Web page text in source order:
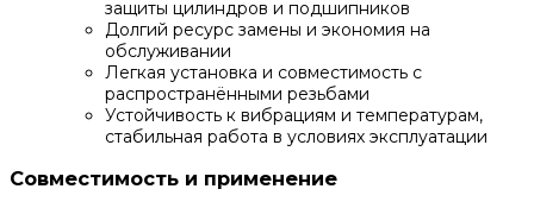
защиты цилиндров и подшипников
Долгий ресурс замены и экономия на
обслуживании
Легкая установка и совместимость с
распространёнными резьбами
Устойчивость к вибрациям и температурам,
стабильная работа в условиях эксплуатации
Совместимость и применение